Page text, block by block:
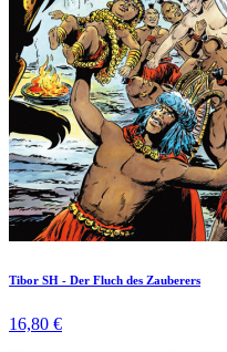
Tibor SH - Der Fluch des Zauberers
16,80 €